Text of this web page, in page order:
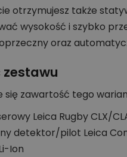
otrzymujesz także
wysokość i szybko
oraz
się zawartość tego
Leica Rugby CLX/
detektor/pilot Leica
Ion